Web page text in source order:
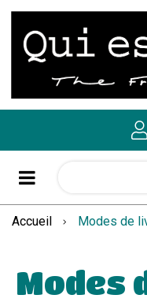
Accueil Modes de
Modes